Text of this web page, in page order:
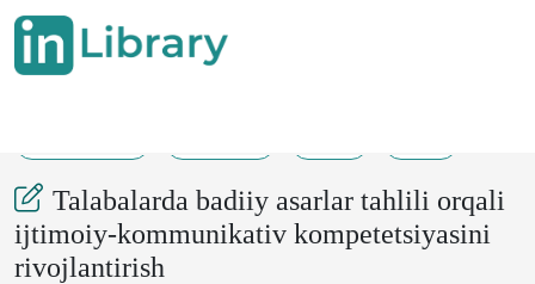
Talabalarda badiiy asarlar tahlili orqali
ijtimoiy-kommunikativ kompetetsiyasini
rivojlantirish